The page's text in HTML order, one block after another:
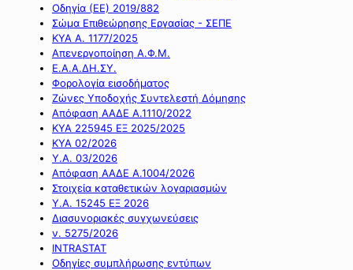
Οδηγία (ΕΕ) 2019/882
Σώμα Επιθεώρησης Εργασίας - ΣΕΠΕ
ΚΥΑ Α. 1177/2025
Απενεργοποίηση Α.Φ.Μ.
Ε.Α.Α.ΔΗ.ΣΥ.
Φορολογία εισοδήματος
Ζώνες Υποδοχής Συντελεστή Δόμησης
Απόφαση ΑΑΔΕ Α.1110/2022
ΚΥΑ 225945 ΕΞ 2025/2025
ΚΥΑ 02/2026
Υ.Α. 03/2026
Απόφαση ΑΑΔΕ Α.1004/2026
Στοιχεία καταθετικών λογαριασμών
Υ.Α. 15245 ΕΞ 2026
Διασυνοριακές συγχωνεύσεις
ν. 5275/2026
INTRASTAT
Οδηγίες συμπλήρωσης εντύπων